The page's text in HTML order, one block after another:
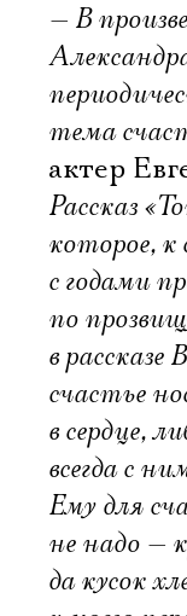
— В
тема
актер
Рассказ
которое,
с годами
по
в рассказе
счастье
в сердце,
всегда с
Ему для
не надо —
да кусок